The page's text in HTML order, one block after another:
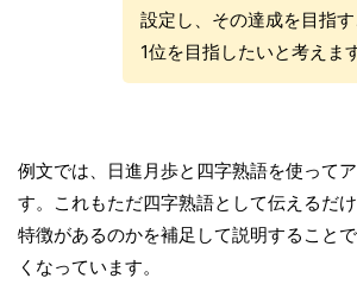
設定し、その達成を目指
1位を目指したいと考えます
例文では、日進月歩と四字熟語を使って
す。これもただ四字熟語として伝えるだ
特徴があるのかを補足して説明すること
くなっています。